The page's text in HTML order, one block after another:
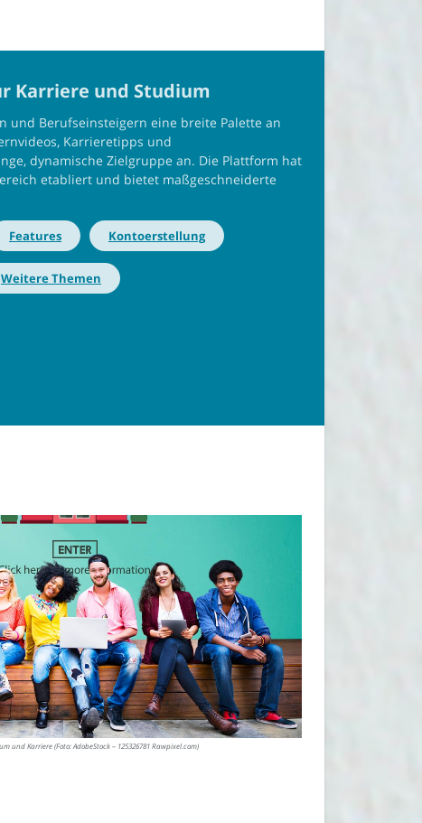
Karriere und Studium
und Berufseinsteigern eine breite Palette an
Karrieretipps und
dynamische Zielgruppe an. Die Plattform hat
etabliert und bietet maßgeschneiderte
Features Kontoerstellung
Weitere Themen
und Karriere (Foto: AdobeStock – 125326781 Rawpixel.com)